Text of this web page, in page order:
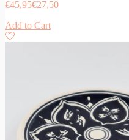
€45,95€27,50
Add to Cart